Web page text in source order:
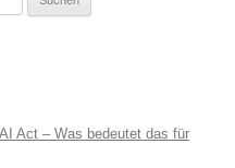
Act – Was bedeutet das für